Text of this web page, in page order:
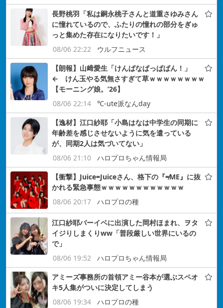
長野桃羽「私は嗣永桃子さんと道重さゆみさん
に憧れているので、ふたりの憧れの部分をぎゅ
っと集めた存在になりたいです！」
08/06 22:22
ウルフニュース
【朗報】山﨑愛生「けんぱなぱっぱぱん！」
← けん玉やる気無さすぎて草ｗｗｗｗｗｗｗｗ
【モーニング娘。’26】
08/06 22:14
℃-ute派なんday
【逸材】江口紗耶「小島はなは中学生の同期に
年齢差を感じさせないように気を遣っている
が、同期2人は気づいてない」
08/06 21:10
ハロプロちゃん情報局
【衝撃】Juice=Juiceさん、格下の『≠ME』に抜
かれる緊急事態ｗｗｗｗｗｗｗｗｗｗｗｗ
08/06 20:17
ハロプロの種
江口紗耶バーイベに出演した岡村ほまれ、ヲタ
イジりしまくりww「普段厳しい世界にいるの
で」
08/06 19:52
ハロプロちゃん情報局
アミーズ事務所の首領アミー谷本が選ぶスペオ
キ5人集がついに決定してしまう
08/06 19:34
ハロプロの種